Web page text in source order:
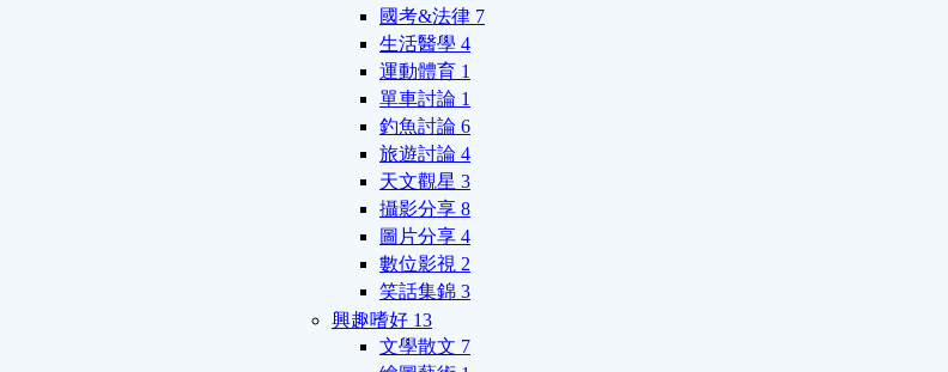
國考&法律 7
生活醫學 4
運動體育 1
單車討論 1
釣魚討論 6
旅遊討論 4
天文觀星 3
攝影分享 8
圖片分享 4
數位影視 2
笑話集錦 3
興趣嗜好 13
文學散文 7